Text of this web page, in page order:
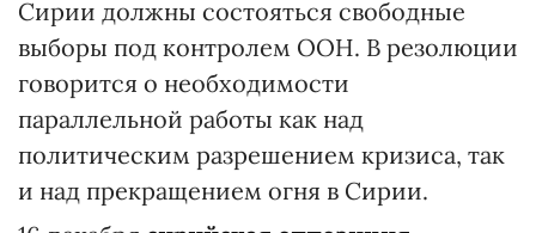
Сирии должны состояться свободные
выборы под контролем ООН. В резолюции
говорится о необходимости
параллельной работы как над
политическим разрешением кризиса, так
и над прекращением огня в Сирии.